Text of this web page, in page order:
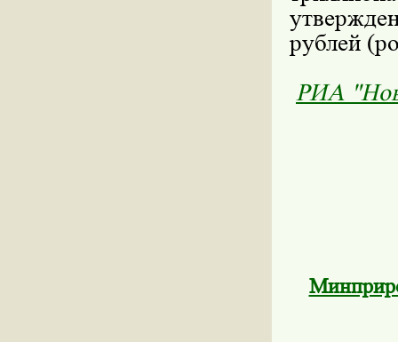
рублей
РИА